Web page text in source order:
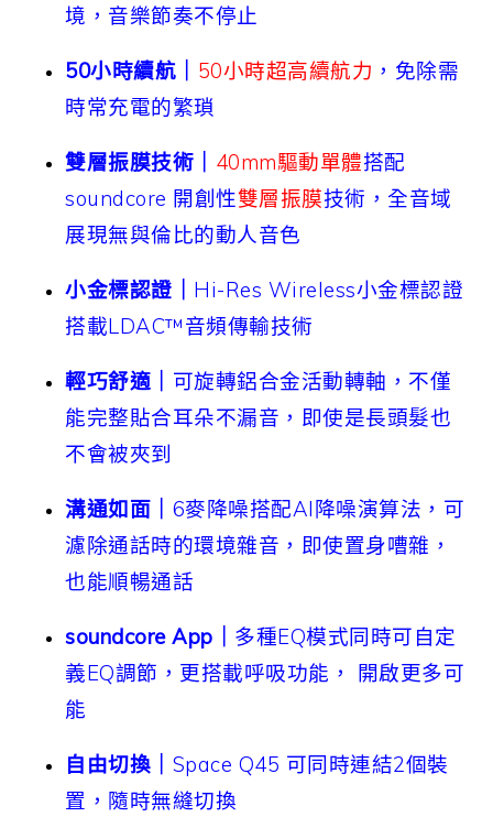
境，音樂節奏不停止
50小時續航｜ 50小時超高續航力 ，免除需
時常充電的繁瑣
雙層振膜技術｜ 40mm驅動單體搭配
soundcore 開創性雙層振膜技術，全音域
展現無與倫比的動人音色
小金標認證｜ Hi-Res Wireless小金標認證
搭載LDAC™音頻傳輸技術
輕巧舒適｜ 可旋轉鋁合金活動轉軸，不僅
能完整貼合耳朵不漏音，即使是長頭髮也
不會被夾到
溝通如面｜ 6麥降噪搭配AI降噪演算法，可
濾除通話時的環境雜音，即使置身嘈雜，
也能順暢通話
soundcore App｜ 多種EQ模式同時可自定
義EQ調節，更搭載呼吸功能， 開啟更多可
能
自由切換｜ Space Q45 可同時連結2個裝
置，隨時無縫切換